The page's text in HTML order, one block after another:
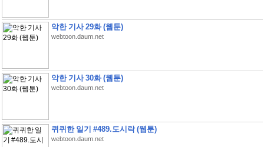
악한 기사 29화 (웹툰)
webtoon.daum.net
악한 기사 30화 (웹툰)
webtoon.daum.net
퀴퀴한 일기 #489.도시락 (웹툰)
webtoon.daum.net